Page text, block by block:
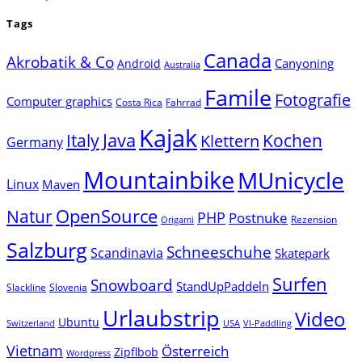
Tags
Akrobatik & Co Android Australia Canada Canyoning
Computer graphics Costa Rica Fahrrad Famile Fotografie
Germany Italy Java Kajak Klettern Kochen
Linux Maven MountainbikeMUnicycle
NaturOpenSource Origami PHP Postnuke Rezension
SalzburgScandinavia Schneeschuhe Skatepark
Slackline Slovenia Snowboard StandUpPaddeln Surfen
Switzerland Ubuntu Urlaubstrip USA VI-Paddling Video
Vietnam Wordpress Zipflbob Österreich